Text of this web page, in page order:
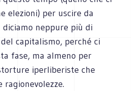
elezioni) per uscire da
neppure più di
capitalismo, perché ci
fase, ma almeno per
iperliberiste che